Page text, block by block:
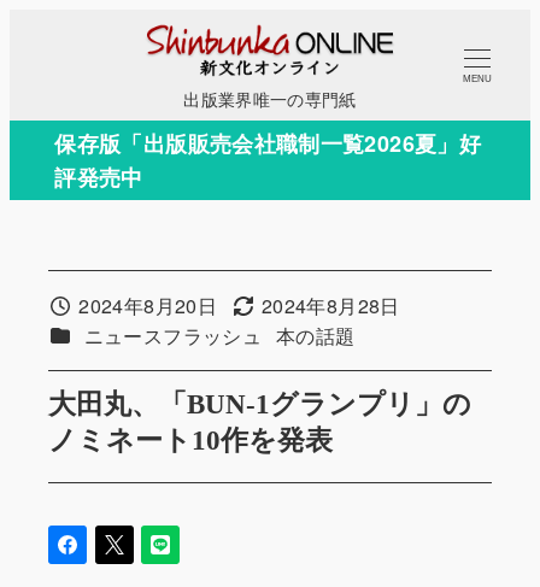
コ
テ
出版業界唯一の専門紙
MENU
保存版「出版販売会社職制一覧2026夏」好
評発売中
大田丸、「BUN-1グランプリ」の
ノミネート10作を発表
投稿日2024年8月20日 更新日2024年8月28日
カテゴリー
ニュースフラッシュ カテゴリー
本の話題